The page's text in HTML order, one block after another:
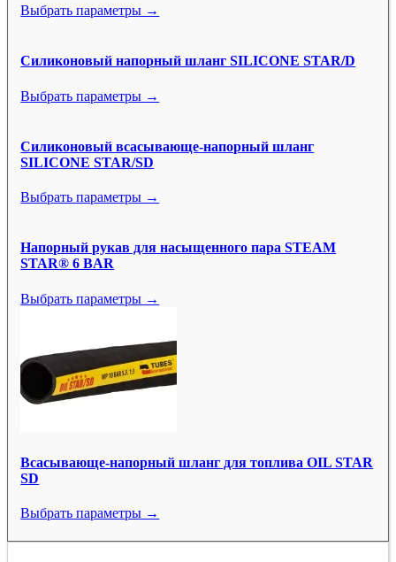
Выбрать параметры →
Силиконовый напорный шланг SILICONE STAR/D
Выбрать параметры →
Силиконовый всасывающе-напорный шланг
SILICONE STAR/SD
Выбрать параметры →
Напорный рукав для насыщенного пара STEAM
STAR® 6 BAR
Выбрать параметры →
Всасывающе-напорный шланг для топлива OIL STAR
SD
Выбрать параметры →